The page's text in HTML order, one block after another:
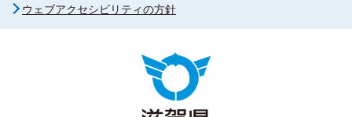
ウェブアクセシビリティの方針